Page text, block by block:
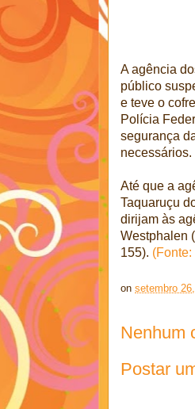
A agência
público
e teve o
Polícia
segurança
necessários.
Até que a
Taquaruçu
dirijam às
Westphalen
155).
on setembro
Nenhum
Postar